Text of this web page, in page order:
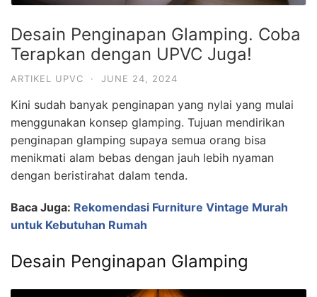
Desain Penginapan Glamping. Coba
Terapkan dengan UPVC Juga!
ARTIKEL UPVC · JUNE 24, 2024
Kini sudah banyak penginapan yang nylai yang mulai
menggunakan konsep glamping. Tujuan mendirikan
penginapan glamping supaya semua orang bisa
menikmati alam bebas dengan jauh lebih nyaman
dengan beristirahat dalam tenda.
Baca Juga: Rekomendasi Furniture Vintage Murah
untuk Kebutuhan Rumah
Desain Penginapan Glamping